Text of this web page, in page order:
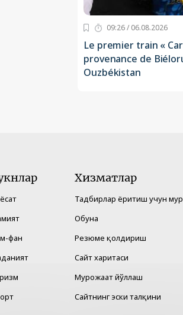
09:26 / 06.08.2026
Le premier train «
provenance de
Ouzbékistan
фан
Хизматлар
Тадбирлар ёритиш учун
Обуна
Резюме қолдириш
Сайт харитаси
Мурожаат йўллаш
Сайтнинг эски талқини